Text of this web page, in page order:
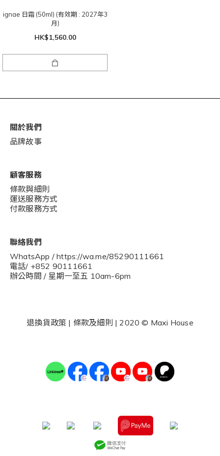
ignae 日霜 (50ml) (有效期 : 2027年3
月)
HK$1,560.00
關於我們
品牌故事
顧客服務
條款與細則
運送服務方式
付款服務方式
聯絡我們
WhatsApp / https://wa.me/85290111661
電話/ +852 90111661
辦公時間 / 星期一至五 10am-6pm
退換貨政策 | 條款及細則 | 2020 © Maxi House